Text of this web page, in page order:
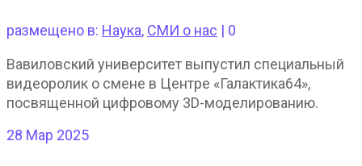
размещено в: Наука, СМИ о нас | 0
Вавиловский университет выпустил специальный
видеоролик о смене в Центре «Галактика64»,
посвященной цифровому 3D-моделированию.
28 Мар 2025